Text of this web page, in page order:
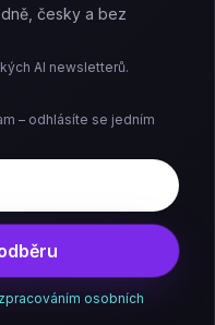
česky a bez
AI newsletterů.
– odhlásíte se jedním
zpracováním osobních